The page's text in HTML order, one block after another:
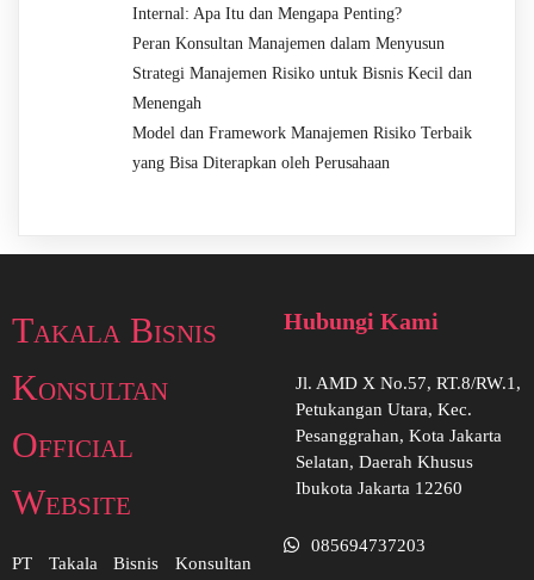
Internal: Apa Itu dan Mengapa Penting?
Peran Konsultan Manajemen dalam Menyusun
Strategi Manajemen Risiko untuk Bisnis Kecil dan
Menengah
Model dan Framework Manajemen Risiko Terbaik
yang Bisa Diterapkan oleh Perusahaan
Takala Bisnis
Konsultan
Official
Website
PT Takala Bisnis Konsultan
Hubungi Kami
Jl. AMD X No.57, RT.8/RW.1,
Petukangan Utara, Kec.
Pesanggrahan, Kota Jakarta
Selatan, Daerah Khusus
Ibukota Jakarta 12260
085694737203